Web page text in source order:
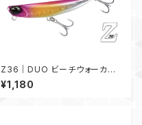
Z36｜DUO ビーチウォーカー
フリッパー Z36
¥1,180